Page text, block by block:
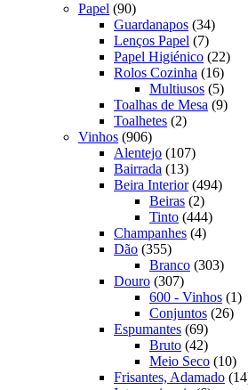
Papel 9090
produtos
Guardanapos 3434
Lenços Papel 77
produtos
Papel Higiénico 2222
Rolos Cozinha 1616
Multiusos 55
Toalhas de Mesa 99
Toalhetes 22
Vinhos 906906
produtos
Alentejo 107107
Bairrada 1313
produtos
Beira Interior 494494
Beiras 22
produtos
Tinto 444444
Champanhes 44
Dão 355355
produtos
Branco 303303
Douro 307307
produtos
600 - Vinhos 11
Conjuntos 2626
Espumantes 6969
produtos
Bruto 4242
produtos
Meio Seco 1010
Frisantes, Adamado 14